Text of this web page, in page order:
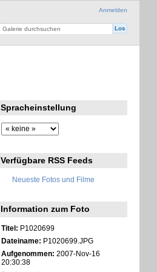
Anmelden
Spracheinstellung
Verfügbare RSS Feeds
Neueste Fotos und Filme
Information zum Foto
Titel: P1020699
Dateiname: P1020699.JPG
Aufgenommen: 2007-Nov-16
20:30:38